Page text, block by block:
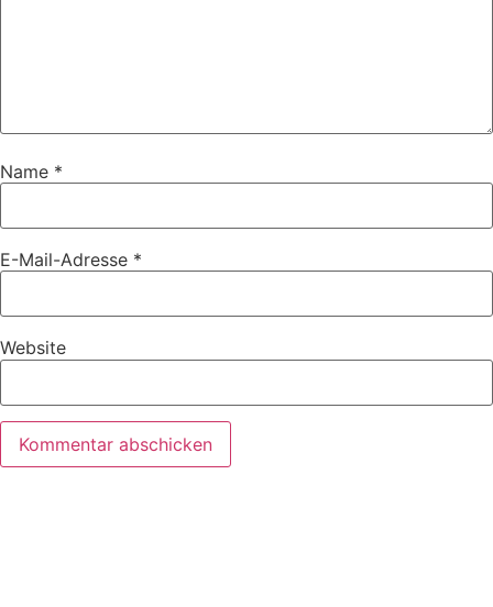
Name *
E-Mail-Adresse *
Website